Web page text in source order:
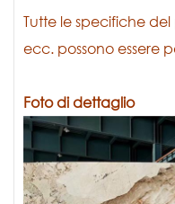
Tutte le specifiche
ecc. possono essere
Foto di dettaglio